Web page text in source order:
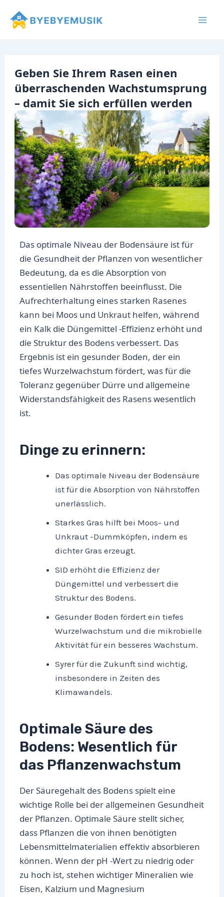
Inhalt
Geben Sie Ihrem Rasen einen
überraschenden Wachstumsprung
– damit Sie sich erfüllen werden
Das optimale Niveau der Bodensäure ist für
die Gesundheit der Pflanzen von wesentlicher
Bedeutung, da es die Absorption von
essentiellen Nährstoffen beeinflusst. Die
Aufrechterhaltung eines starken Rasenes
kann bei Moos und Unkraut helfen, während
ein Kalk die Düngemittel -Effizienz erhöht und
die Struktur des Bodens verbessert. Das
Ergebnis ist ein gesunder Boden, der ein
tiefes Wurzelwachstum fördert, was für die
Toleranz gegenüber Dürre und allgemeine
Widerstandsfähigkeit des Rasens wesentlich
ist.
Dinge zu erinnern:
Das optimale Niveau der Bodensäure
ist für die Absorption von Nährstoffen
unerlässlich.
Starkes Gras hilft bei Moos- und
Unkraut -Dummköpfen, indem es
dichter Gras erzeugt.
SID erhöht die Effizienz der
Düngemittel und verbessert die
Struktur des Bodens.
Gesunder Boden fördert ein tiefes
Wurzelwachstum und die mikrobielle
Aktivität für ein besseres Wachstum.
Syrer für die Zukunft sind wichtig,
insbesondere in Zeiten des
Klimawandels.
Optimale Säure des
Bodens: Wesentlich für
das Pflanzenwachstum
Der Säuregehalt des Bodens spielt eine
wichtige Rolle bei der allgemeinen Gesundheit
der Pflanzen. Optimale Säure stellt sicher,
dass Pflanzen die von ihnen benötigten
Lebensmittelmaterialien effektiv absorbieren
können. Wenn der pH -Wert zu niedrig oder
zu hoch ist, stehen wichtiger Mineralien wie
Eisen, Kalzium und Magnesium